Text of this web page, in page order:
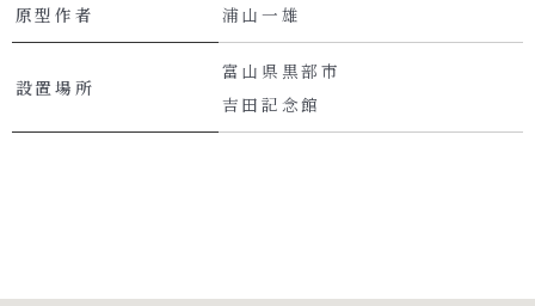
原型作者 浦山一雄
設置場所
富山県黒部市
吉田記念館